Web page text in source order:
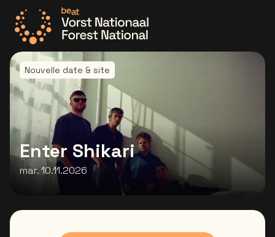
Allez à la page d'accueil
Nouvelle date & site
Enter Shikari
mar. 10.11.2026